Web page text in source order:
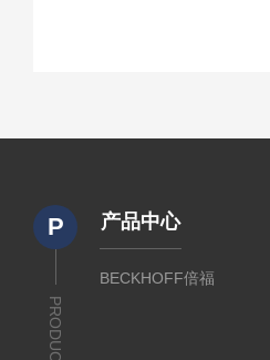
P
PRODUCTS
产品中心
BECKHOFF倍福